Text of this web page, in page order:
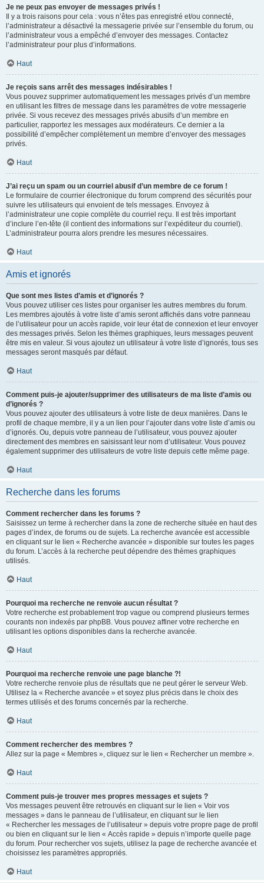
Je ne peux pas envoyer de messages privés !
Il y a trois raisons pour cela : vous n’êtes pas enregistré et/ou connecté,
l’administrateur a désactivé la messagerie privée sur l’ensemble du forum, ou
l’administrateur vous a empêché d’envoyer des messages. Contactez
l’administrateur pour plus d’informations.
Haut
Je reçois sans arrêt des messages indésirables !
Vous pouvez supprimer automatiquement les messages privés d’un membre
en utilisant les filtres de message dans les paramètres de votre messagerie
privée. Si vous recevez des messages privés abusifs d’un membre en
particulier, rapportez les messages aux modérateurs. Ce dernier a la
possibilité d’empêcher complètement un membre d’envoyer des messages
privés.
Haut
J’ai reçu un spam ou un courriel abusif d’un membre de ce forum !
Le formulaire de courrier électronique du forum comprend des sécurités pour
suivre les utilisateurs qui envoient de tels messages. Envoyez à
l’administrateur une copie complète du courriel reçu. Il est très important
d’inclure l’en-tête (il contient des informations sur l’expéditeur du courriel).
L’administrateur pourra alors prendre les mesures nécessaires.
Haut
Amis et ignorés
Que sont mes listes d’amis et d’ignorés ?
Vous pouvez utiliser ces listes pour organiser les autres membres du forum.
Les membres ajoutés à votre liste d’amis seront affichés dans votre panneau
de l’utilisateur pour un accès rapide, voir leur état de connexion et leur envoyer
des messages privés. Selon les thèmes graphiques, leurs messages peuvent
être mis en valeur. Si vous ajoutez un utilisateur à votre liste d’ignorés, tous ses
messages seront masqués par défaut.
Haut
Comment puis-je ajouter/supprimer des utilisateurs de ma liste d’amis ou
d’ignorés ?
Vous pouvez ajouter des utilisateurs à votre liste de deux manières. Dans le
profil de chaque membre, il y a un lien pour l’ajouter dans votre liste d’amis ou
d’ignorés. Ou, depuis votre panneau de l’utilisateur, vous pouvez ajouter
directement des membres en saisissant leur nom d’utilisateur. Vous pouvez
également supprimer des utilisateurs de votre liste depuis cette même page.
Haut
Recherche dans les forums
Comment rechercher dans les forums ?
Saisissez un terme à rechercher dans la zone de recherche située en haut des
pages d’index, de forums ou de sujets. La recherche avancée est accessible
en cliquant sur le lien « Recherche avancée » disponible sur toutes les pages
du forum. L’accès à la recherche peut dépendre des thèmes graphiques
utilisés.
Haut
Pourquoi ma recherche ne renvoie aucun résultat ?
Votre recherche est probablement trop vague ou comprend plusieurs termes
courants non indexés par phpBB. Vous pouvez affiner votre recherche en
utilisant les options disponibles dans la recherche avancée.
Haut
Pourquoi ma recherche renvoie une page blanche ?!
Votre recherche renvoie plus de résultats que ne peut gérer le serveur Web.
Utilisez la « Recherche avancée » et soyez plus précis dans le choix des
termes utilisés et des forums concernés par la recherche.
Haut
Comment rechercher des membres ?
Allez sur la page « Membres », cliquez sur le lien « Rechercher un membre ».
Haut
Comment puis-je trouver mes propres messages et sujets ?
Vos messages peuvent être retrouvés en cliquant sur le lien « Voir vos
messages » dans le panneau de l’utilisateur, en cliquant sur le lien
« Rechercher les messages de l’utilisateur » depuis votre propre page de profil
ou bien en cliquant sur le lien « Accès rapide » depuis n’importe quelle page
du forum. Pour rechercher vos sujets, utilisez la page de recherche avancée et
choisissez les paramètres appropriés.
Haut